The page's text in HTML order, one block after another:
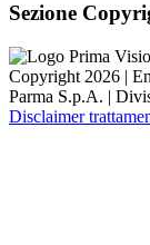
Sezione
Copyright 2026 |
Parma S.p.A. |
Disclaimer